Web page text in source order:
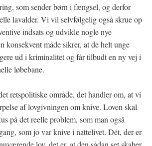
som sender børn i fængsel, og derfor
lavalder. Vi vil selvfølgelig også skrue op
indsats og udvikle nogle nye
konsekvent måde sikrer, at de helt unge
ud i kriminalitet og får tilbudt en ny vej i
løbebane.
retspolitiske område, det handler om, at vi
af lovgivningen om knive. Loven skal
på det reelle problem, som man også
som jo var knive i nattelivet. Dét, der er